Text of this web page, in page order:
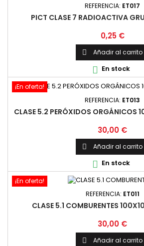
REFERENCIA: ET017
PICT CLASE 7 RADIOACTIVA
Precio
0,25 €
 Añadir al carrito
 En stock
¡En oferta!
REFERENCIA: ET013
CLASE 5.2 PERÓXIDOS ORGÁNICOS
Precio
30,00 €
 Añadir al carrito
 En stock
¡En oferta!
REFERENCIA: ET011
CLASE 5.1 COMBURENTES
Precio
30,00 €
 Añadir al carrito